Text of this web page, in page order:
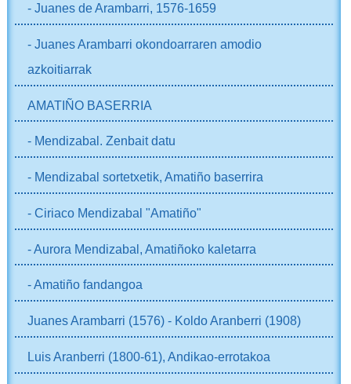
- Juanes de Arambarri, 1576-1659
- Juanes Arambarri okondoarraren amodio
azkoitiarrak
AMATIÑO BASERRIA
- Mendizabal. Zenbait datu
- Mendizabal sortetxetik, Amatiño baserrira
- Ciriaco Mendizabal "Amatiño"
- Aurora Mendizabal, Amatiñoko kaletarra
- Amatiño fandangoa
Juanes Arambarri (1576) - Koldo Aranberri (1908)
Luis Aranberri (1800-61), Andikao-errotakoa